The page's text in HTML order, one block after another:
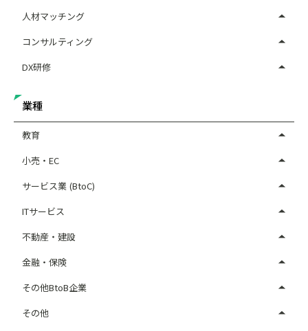
人材マッチング
コンサルティング
DX研修
業種
教育
小売・EC
サービス業 (BtoC)
ITサービス
不動産・建設
金融・保険
その他BtoB企業
その他